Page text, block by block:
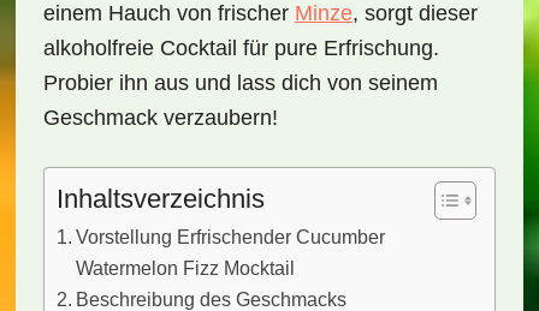
einem Hauch von frischer Minze, sorgt dieser
alkoholfreie Cocktail für pure Erfrischung.
Probier ihn aus und lass dich von seinem
Geschmack verzaubern!
Inhaltsverzeichnis
Vorstellung Erfrischender Cucumber
Watermelon Fizz Mocktail
Beschreibung des Geschmacks